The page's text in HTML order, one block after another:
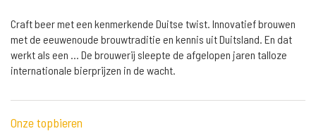
Craft beer met een kenmerkende Duitse twist. Innovatief brouwen
met de eeuwenoude brouwtraditie en kennis uit Duitsland. En dat
werkt als een ... De brouwerij sleepte de afgelopen jaren talloze
internationale bierprijzen in de wacht.
Onze topbieren